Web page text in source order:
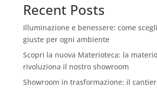
Recent Posts
Illuminazione e benessere: come
giuste per ogni ambiente
Scopri la nuova Materioteca: la
rivoluziona il nostro showroom
Showroom in trasformazione: il